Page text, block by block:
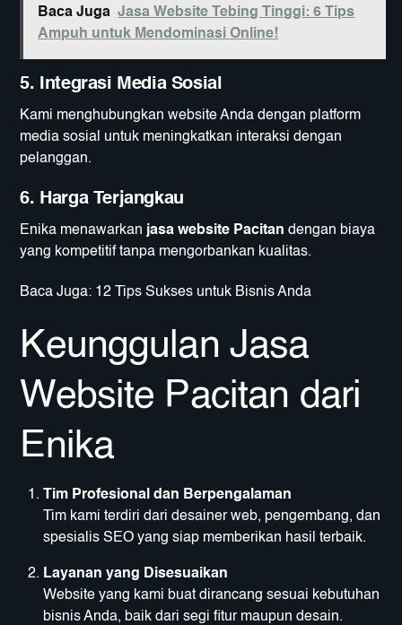
Baca Juga Jasa Website Tebing Tinggi: 6 Tips
Ampuh untuk Mendominasi Online!
5. Integrasi Media Sosial
Kami menghubungkan website Anda dengan platform
media sosial untuk meningkatkan interaksi dengan
pelanggan.
6. Harga Terjangkau
Enika menawarkan jasa website Pacitan dengan biaya
yang kompetitif tanpa mengorbankan kualitas.
Baca Juga: 12 Tips Sukses untuk Bisnis Anda
Keunggulan Jasa
Website Pacitan dari
Enika
Tim Profesional dan Berpengalaman
Tim kami terdiri dari desainer web, pengembang, dan
spesialis SEO yang siap memberikan hasil terbaik.
Layanan yang Disesuaikan
Website yang kami buat dirancang sesuai kebutuhan
bisnis Anda, baik dari segi fitur maupun desain.